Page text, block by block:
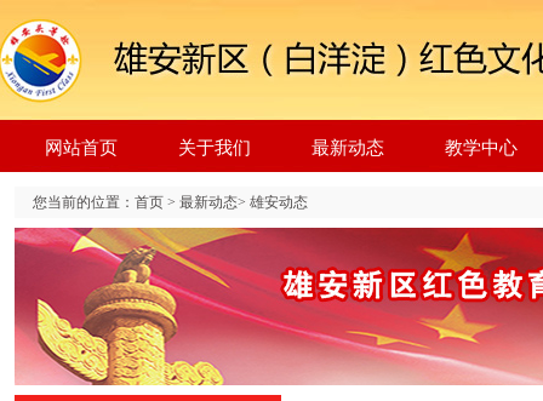
网站首页 关于我们 最新动态 教学中心
您当前的位置： 首页 > 最新动态> 雄安动态